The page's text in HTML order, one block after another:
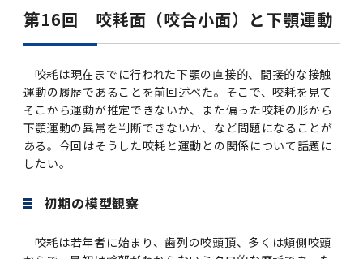
世界大学ランキング
理事･監事
役員会
経営協議会
教育研究評議会
学長選考・監察会議
大学紹介動画
キャンパスライフ編
留学制度編
多職種連携教育編
学長×医学部学生懇談
学長×歯学部学生懇談
統合報告書
広報誌
広報誌トップ
広報誌「Bloom! 医科歯科大」
英語版広報誌「TMDU ANNUAL NEWS」
学内向け広報誌「TMDUニュース」
大学案内 【受験生向け】（冊子）
写真で綴る 東京医科歯科大学
写真で綴る 東京医科歯科大学トップ
第1回『学びの地』
クラウドファンディング実施プロジェクト一覧
大学評価の制度についてトップ
概説
１．国立大学法人評価
２．大学認証評価
３．自己点検・評価
1-1．第４期中期目標・中期計画等について【6
年間】
1-1．第４期中期目標・中期計画等について【6
年間】トップ
第１期 中期目標・中期計画等について
第２期 中期目標・中期計画等について
第３期中期目標・中期計画等について
1-2.年度計画・年度評価等について【第1期～
第3期】
1-2.年度計画・年度評価等について【第1期～
第3期】トップ
等について
2．認証評価
3．自己点検・評価
4．指定国立大学法人構想に関する進捗状況に
四大学連合憲章等
四大学連合憲章等トップ
四大学連合憲章
「大学院学生の教育研究交流」に関する協定書
「大学院学生の教育研究交流」に関する実施細
複合領域コース(四大学共通)
複合領域コース(四大学共通)トップ
複合領域コースについて
各複合領域コースの概要
編入学制度について（複数学士号）
複合領域コース（東京医科歯科大学）
三大学連合（外部サイト）
医療管理政策学（MMA）コース（東京医科歯科
情報公開・個人情報トップ
情報公開制度
個人情報保護制度
統合報告書
法定公開情報
統計データ
東京医科歯科大学ＳＤＧｓ推進宣言
男性職員の育児休業等取得推進宣言
ダイバーシティ
ダイバーシティトップ
東京医科歯科大学ダイバーシティ＆インクルー
コンプライアンス・ハラスメント
コンプライアンス・ハラスメントトップ
ハラスメントへの対応について
入試データ
これまでの学部入試変更点
ILA国府台
医学部
歯学部
生体材料工学研究所
難治疾患研究所
国際交流サイト
学生生活などについてトップ
授業料・入学料・検定料
奨学金について
入学料・授業料の免除・徴収猶予について
アルバイトについて
学生寮について
イベント
イベントトップ
オープンキャンパス
医学部医学科サマープログラム
歯学部サマープログラム
オンライン個別進学相談
資料請求
合格発表
試験問題及び解答例等の公表
保健衛生学研究科
FAQ
医歯学総合研究科博士課程 国際連携専攻（ジ
ョイント・ディグリープログラム：JDP）
過去の試験問題・入試データ
TOEFL-ITP試験結果（スコアレポート）の返
却について
大学院入学希望者向け入試説明会
生体材料工学研究所
難治疾患研究所
大学院研究生
Call for Applications to Science Tokyo
Post-SPRING（MD）Program for the 2026
Academic Year by Eligible Students
(*Spring admission)
Call for Applications to Science Tokyo
SPRING（MD）Program for the 2025
Academic Year by Eligible Students
(*Autumn admission)
令和６年度（2024年度）TMDUトップレベル
AI研究のための共創型エキスパート人材育成プ
ログラム 対象学生（TMDU-BOOST生）の募
集について
Call for Applications for the Clinician
Scientist (CS) Training Support Program
for Academic Year 2026
履修要項（大学院シラバス）
保健衛生学研究科科目等履修生について
授業料・入学料・検定料トップ
授業料・入学料・検定料
入学料・授業料免除・徴収猶予について
(Admission & Tuition
Exemption/Deferment)
入学料・授業料免除・徴収猶予について
(Admission & Tuition
Exemption/Deferment)
入学料・授業料免除・徴収猶予について
(Admission & Tuition
Exemption/Deferment)トップ
【2026年4月入学者】入学料免除・徴収猶予申
請について（Admission Fee
Exemption&Admission Fee Deferment）
奨学金について
奨学金についてトップ
学生生活サポートトップ
アルバイトについて
アパート等の紹介
各種支援制度
就職・キャリア支援
就職・キャリア支援トップ
サークル・学園祭
大学院医歯学総合研究科
大学院保健衛生学研究科
保健衛生学科 【看護学専攻】
保健衛生学科 【検査技術学専攻】
歯学科
口腔保健学科【口腔保健衛生学専攻】
口腔保健学科【口腔保健工学専攻】
大学院医歯学総合研究科トップ
修士課程 医歯理工保健学専攻
修士課程 医歯理工保健学専攻【医療管理政策
学（MMA）コース】
大学院保健衛生学研究科
大学院保健衛生学研究科トップ
博士課程看護先進科学専攻
博士課程共同災害看護学専攻
ILA国府台担当教員一覧
修士課程 医歯理工保健学専攻
修士課程 医歯理工保健学専攻トップ
概要
分野構成
医歯学総合研究科修士課程履修要項（シラバ
修士課程 医歯理工保健学専攻【医療管理政策
学（MMA）コース】
修士課程 医歯理工保健学専攻 グローバルヘル
スリーダー養成 (MPH) コース
博士課程 医歯学専攻
博士課程 医歯学専攻トップ
博士課程 国際連携専攻（ジョイント・ディグリ
大学院保健衛生学研究科トップ
研究科長挨拶
概要
組織
教育研究分野組織、指導教員研究内容
寄附講座・寄附部門一覧
ジョイントリサーチ講座・ジョイントリサーチ
部門一覧
生体材料工学研究所
e-Rad 府省共通研究開発管理システム(外部サ
イト)
科研費電子申請システム(外部サイト)
研究助成金
用)
GAPファンド等の公募
利益相反申告システム(学外利用時VPN必要)
臨床研究審査委員会申請システム
実験計画書のWeb申請システム(学外利用時
VPN必要)
各種実験手続き例(学内専用)
研究情報データベース
機関リポジトリ
研究テーマ検索
research map
プレスリリース
研究組織トップ
若手研究者支援センター（YISC）
重点研究領域
統合研究機構・統合イノベーション推進機構
オープンイノベーションセンター
取り組み・規制
取り組み・規制トップ
研究不正の防止
研究不正等の公表について
剽窃チェックツール(学内専用)
事務部
事務部トップ
各種お問い合わせ先(事務部)
第16回 咬耗面（咬合小面）と下顎運動
咬耗は現在までに行われた下顎の直接的、間接的な接触
運動の履歴であることを前回述べた。そこで、咬耗を見て
そこから運動が推定できないか、また偏った咬耗の形から
下顎運動の異常を判断できないか、など問題になることが
ある。今回はそうした咬耗と運動との関係について話題に
したい。
初期の模型観察
咬耗は若年者に始まり、歯列の咬頭頂、多くは頬側咬頭